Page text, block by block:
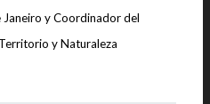
Janeiro y Coordinador del
y Naturaleza